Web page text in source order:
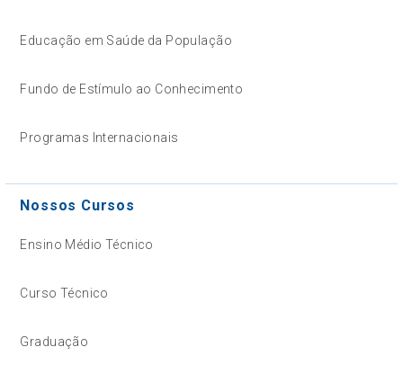
Educação em Saúde da População
Fundo de Estímulo ao Conhecimento
Programas Internacionais
Nossos Cursos
Ensino Médio Técnico
Curso Técnico
Graduação